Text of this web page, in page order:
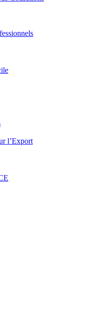
l’Export